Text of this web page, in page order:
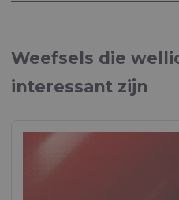
Brochure "PERSONAL
Weefsels die
interessant zijn